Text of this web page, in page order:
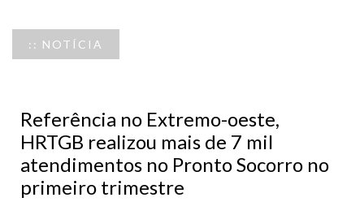
:: NOTÍCIA
Referência no Extremo-oeste,
HRTGB realizou mais de 7 mil
atendimentos no Pronto Socorro no
primeiro trimestre